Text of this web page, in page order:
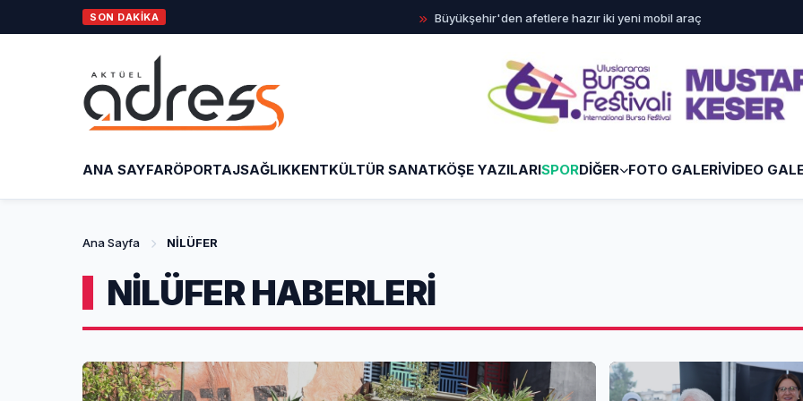
SON DAKİKA Büyükşehir'den afetlere hazır iki yeni mobil araç İlklerin festivalinde
ANA SAYFARÖPORTAJSAĞLIKKENTKÜLTÜR SANATKÖŞE YAZILARISPORDİĞER FOTO GALERİVİDEO
Ana Sayfa NİLÜFER
NİLÜFER HABERLERİ